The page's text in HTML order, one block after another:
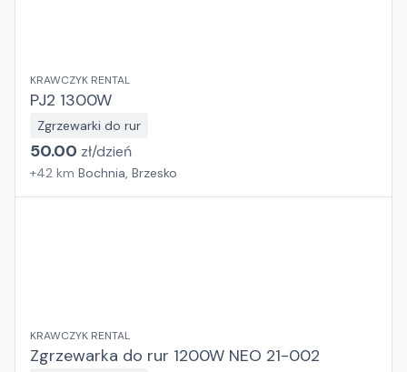
KRAWCZYK RENTAL
PJ2 1300W
Zgrzewarki do rur
50.00 zł/dzień
+42 km Bochnia, Brzesko
KRAWCZYK RENTAL
Zgrzewarka do rur 1200W NEO 21-002